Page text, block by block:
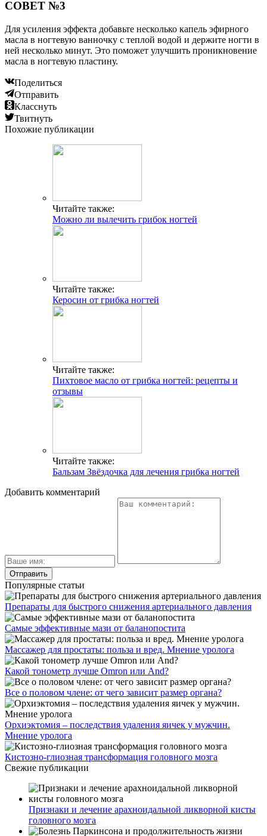
СОВЕТ №3
Для усиления эффекта добавьте несколько капель эфирного
масла в ногтевую ванночку с теплой водой и держите ногти в
ней несколько минут. Это поможет улучшить проникновение
масла в ногтевую пластину.
Поделиться
Отправить
Класснуть
Твитнуть
Похожие публикации
Читайте также:
Можно ли вылечить грибок ногтей
Читайте также:
Керосин от грибка ногтей
Читайте также:
Пихтовое масло от грибка ногтей: рецепты и
отзывы
Читайте также:
Бальзам Звёздочка для лечения грибка ногтей
Добавить комментарий
Популярные статьи
Препараты для быстрого снижения артериального давления
Самые эффективные мази от баланопостита
Массажер для простаты: польза и вред. Мнение уролога
Какой тонометр лучше Omron или And?
Все о половом члене: от чего зависит размер органа?
Орхиэктомия – последствия удаления яичек у мужчин.
Мнение уролога
Кистозно-глиозная трансформация головного мозга
Свежие публикации
Признаки и лечение арахноидальной ликворной кисты
головного мозга